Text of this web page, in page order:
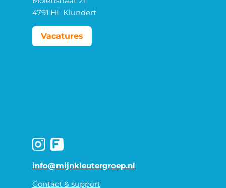
4791 HL Klundert
Vacatures
info@mijnkleutergroep.nl
Contact & support